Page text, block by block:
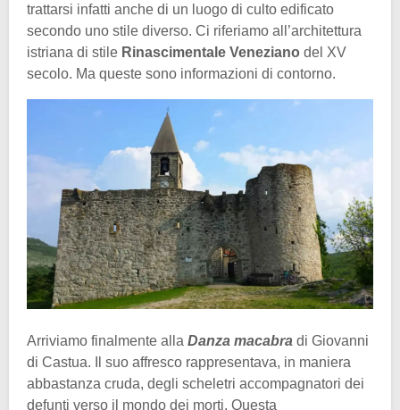
trattarsi infatti anche di un luogo di culto edificato
secondo uno stile diverso. Ci riferiamo all’architettura
istriana di stile Rinascimentale Veneziano del XV
secolo. Ma queste sono informazioni di contorno.
Arriviamo finalmente alla Danza macabra di Giovanni
di Castua. Il suo affresco rappresentava, in maniera
abbastanza cruda, degli scheletri accompagnatori dei
defunti verso il mondo dei morti. Questa